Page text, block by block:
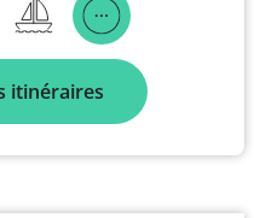
itinéraires